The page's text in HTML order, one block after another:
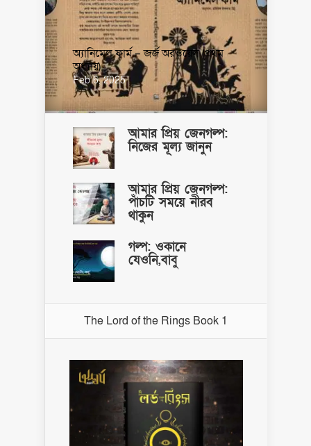
অ্যানিমেল ফার্ম – জর্জ অরওয়েল (প্রথম
অধ্যায়)
Feb 6, 2025
আমার প্রিয় জেনগল্প:
নিজের মূল্য জানুন
আমার প্রিয় জেনগল্প:
পাঁচটি সময়ে নীরব
থাকুন
গল্প: ওকানে
যেওনি,বাবু
The Lord of the Rings Book 1